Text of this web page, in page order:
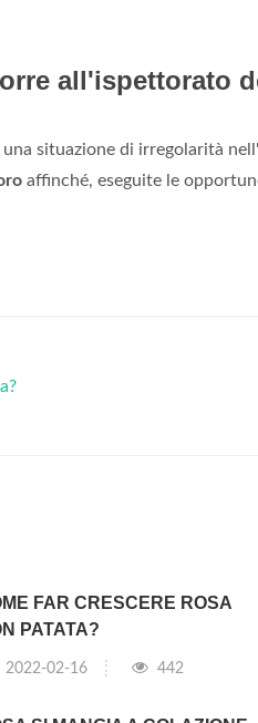
all'ispettorato
situazione di irregolarità
affinché, eseguite le
FAR CRESCERE ROSA
PATATA?
2022-02-16 442